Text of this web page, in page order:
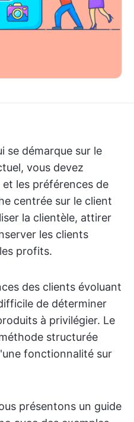
se démarque sur le
vous devez
les préférences de
centrée sur le client
la clientèle, attirer
les clients
profits.
des clients évoluant
de déterminer
à privilégier. Le
structurée
fonctionnalité sur
présentons un guide